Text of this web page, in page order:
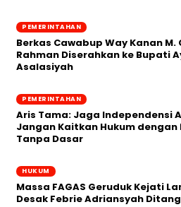
PEMERINTAHAN
Berkas Cawabup Way Kanan
Rahman Diserahkan ke Bupati
Asalasiyah
PEMERINTAHAN
Aris Tama: Jaga Independensi
Jangan Kaitkan Hukum dengan
Tanpa Dasar
HUKUM
Massa FAGAS Geruduk Kejati
Desak Febrie Adriansyah